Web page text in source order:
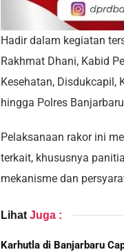
Hadir dalam kegiatan
Rakhmat Dhani, Kabid
Kesehatan, Disdukcapil,
hingga Polres
Pelaksanaan rakor ini
terkait, khususnya
mekanisme dan
Lihat Juga :
Karhutla di Banjarbaru